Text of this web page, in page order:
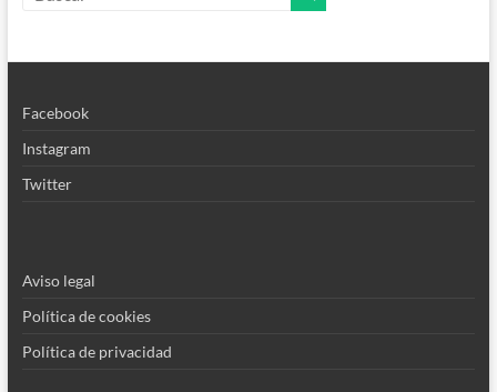
Facebook
Instagram
Twitter
Aviso legal
Política de cookies
Política de privacidad